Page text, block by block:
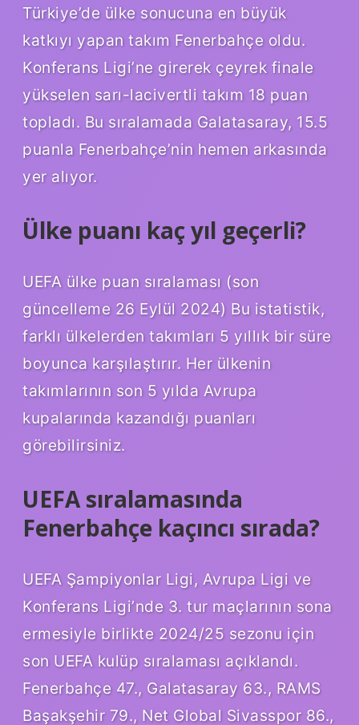
Türkiye’de ülke sonucuna en büyük
katkıyı yapan takım Fenerbahçe oldu.
Konferans Ligi’ne girerek çeyrek finale
yükselen sarı-lacivertli takım 18 puan
topladı. Bu sıralamada Galatasaray, 15.5
puanla Fenerbahçe’nin hemen arkasında
yer alıyor.
Ülke puanı kaç yıl geçerli?
UEFA ülke puan sıralaması (son
güncelleme 26 Eylül 2024) Bu istatistik,
farklı ülkelerden takımları 5 yıllık bir süre
boyunca karşılaştırır. Her ülkenin
takımlarının son 5 yılda Avrupa
kupalarında kazandığı puanları
görebilirsiniz.
UEFA sıralamasında
Fenerbahçe kaçıncı sırada?
UEFA Şampiyonlar Ligi, Avrupa Ligi ve
Konferans Ligi’nde 3. tur maçlarının sona
ermesiyle birlikte 2024/25 sezonu için
son UEFA kulüp sıralaması açıklandı.
Fenerbahçe 47., Galatasaray 63., RAMS
Başakşehir 79., Net Global Sivasspor 86.,